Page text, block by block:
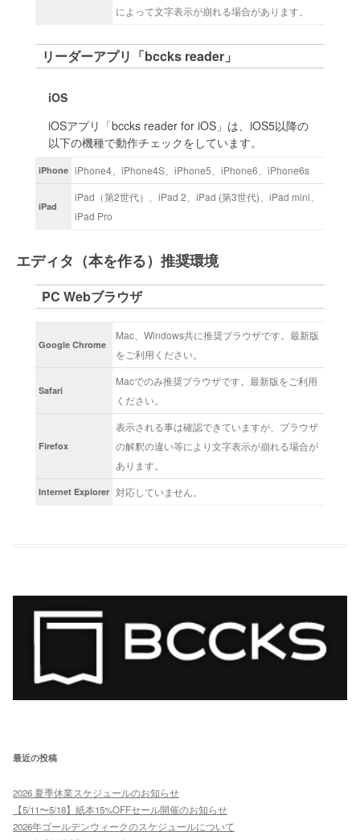
によって文字表示が崩れる場合があります。
リーダーアプリ「bccks reader」
iOS
iOSアプリ「bccks reader for iOS」は、iOS5以降の
以下の機種で動作チェックをしています。
iPhone iPhone4、iPhone4S、iPhone5、iPhone6、iPhone6s
iPad
iPad（第2世代）、iPad 2、iPad (第3世代)、iPad mini、
iPad Pro
エディタ（本を作る）推奨環境
PC Webブラウザ
Google Chrome
Mac、Windows共に推奨ブラウザです。最新版
をご利用ください。
Safari
Macでのみ推奨ブラウザです。最新版をご利用
ください。
Firefox
表示される事は確認できていますが、ブラウザ
の解釈の違い等により文字表示が崩れる場合が
あります。
Internet Explorer 対応していません。
最近の投稿
2026 夏季休業スケジュールのお知らせ
【5/11〜5/18】紙本15%OFFセール開催のお知らせ
2026年ゴールデンウィークのスケジュールについて